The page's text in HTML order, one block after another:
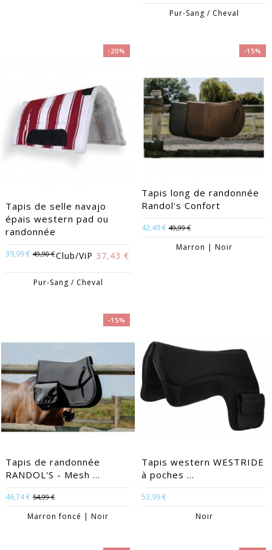
Pur-Sang / Cheval
-20%
Tapis de selle navajo
épais western pad ou
randonnée
39,99 € 49,90 €Club/ViP 37,43 €
Pur-Sang / Cheval
-15%
Tapis long de randonnée
Randol's Confort
42,49 € 49,99 €
Marron | Noir
-15%
Tapis de randonnée
RANDOL'S - Mesh ...
46,74 € 54,99 €
Marron foncé | Noir
Tapis western WESTRIDE
à poches ...
53,99 €
Noir